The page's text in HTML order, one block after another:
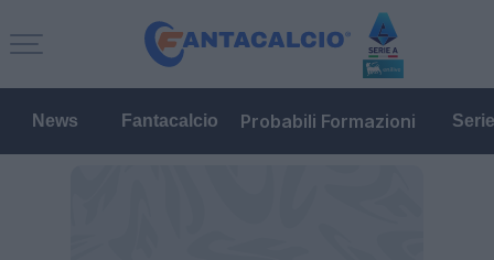
News Fantacalcio Probabili Formazioni